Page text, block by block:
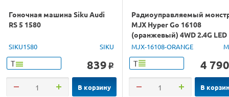
Гоночная машина Siku Audi
RS 5 1580
SIKU1580 SIKU
Т 839 o
В корзину
Радиоуправляемый
MJX Hyper Go 16108
(оранжевый) 4WD 2.4G LED
1/16 RTR
MJX-16108-ORANGE
Т 4 790
В